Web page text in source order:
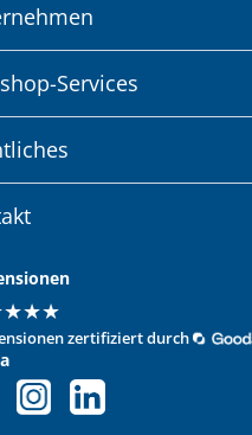
Services
★★★
★★★
zertifiziert durch